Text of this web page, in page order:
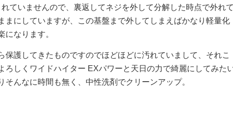
ていませんので、裏返してネジを外して分解した時点で外れて
まにしていますが、この基盤まで外してしまえばかなり軽量化
になります。
保護してきたものですのでほどほどに汚れていまして、それこ
ろしくワイドハイター EXパワーと天日の力で綺麗にしてみた
そんなに時間も無く、中性洗剤でクリーンアップ。